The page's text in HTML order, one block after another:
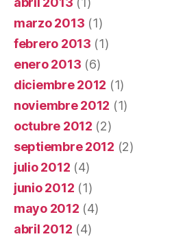
marzo 2013 (1)
febrero 2013 (1)
enero 2013 (6)
diciembre 2012 (1)
noviembre 2012 (1)
octubre 2012 (2)
septiembre 2012 (2)
julio 2012 (4)
junio 2012 (1)
mayo 2012 (4)
abril 2012 (4)